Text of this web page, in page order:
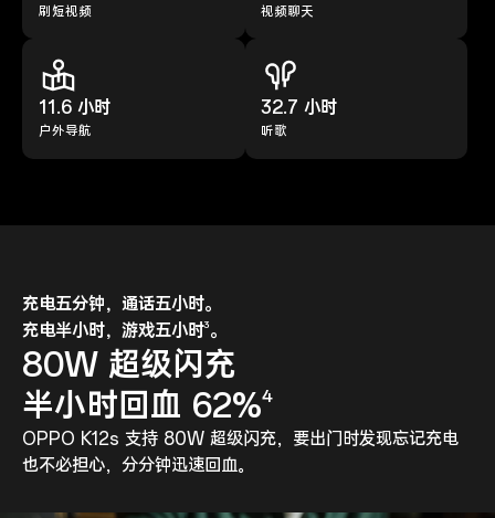
刷短视频 视频聊天
11.6 小时
户外导航
32.7 小时
听歌
充电五分钟，通话五小时。
充电半小时，游戏五小时3 。
80W 超级闪充
半小时回血 62%4
OPPO K12s 支持 80W 超级闪充，要出门时发现忘记充电
也不必担心，分分钟迅速回血。